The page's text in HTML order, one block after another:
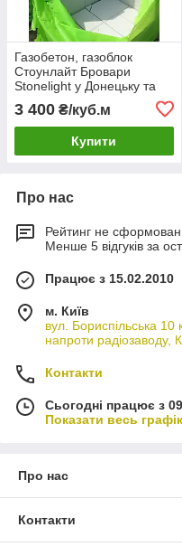
Газобетон, газоблок
Стоунлайт Бровари
Stonelight у Донецьку та
3 400 ₴/куб.м
Купити
Про нас
Рейтинг не
Менше 5 відгуків за
Працює з 15.02.2010
м. Київ
вул. Бориспільська 10
напроти радіозаводу,
Контакти
Сьогодні працює з
Показати весь
Про нас
Контакти